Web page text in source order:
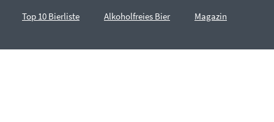
Top 10 Bierliste Alkoholfreies Bier Magazin